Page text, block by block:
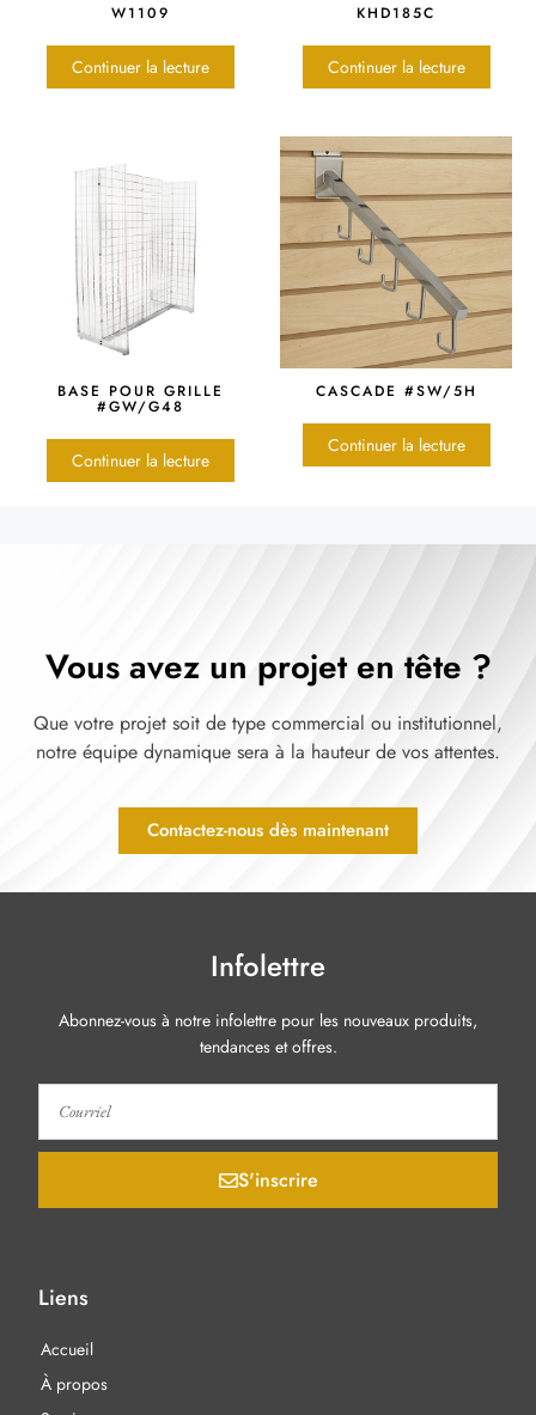
W1109
Continuer la lecture
KHD185C
Continuer la lecture
BASE POUR GRILLE
#GW/G48
Continuer la lecture
CASCADE #SW/5H
Continuer la lecture
Vous avez un projet en tête ?
Que votre projet soit de type commercial ou institutionnel,
notre équipe dynamique sera à la hauteur de vos attentes.
Contactez-nous dès maintenant
Infolettre
Abonnez-vous à notre infolettre pour les nouveaux produits,
tendances et offres.
S'inscrire
Liens
Accueil
À propos